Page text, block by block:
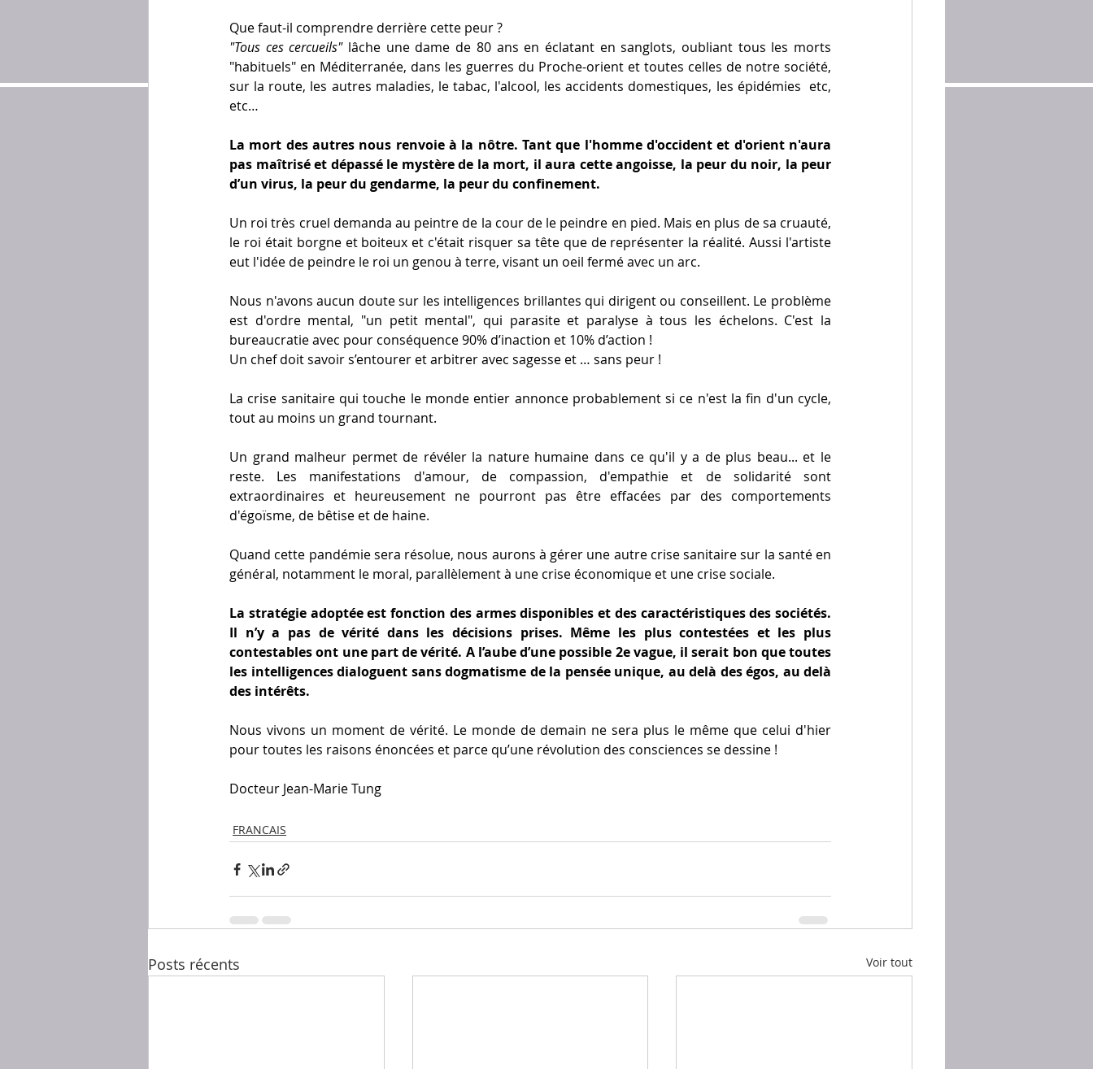
Que faut-il comprendre derrière cette peur ?
"Tous ces cercueils" lâche une dame de 80 ans en éclatant en sanglots, oubliant tous les morts
"habituels" en Méditerranée, dans les guerres du Proche-orient et toutes celles de notre société,
sur la route, les autres maladies, le tabac, l'alcool, les accidents domestiques, les épidémies  etc,
etc…
La mort des autres nous renvoie à la nôtre. Tant que l'homme d'occident et d'orient n'aura
pas maîtrisé et dépassé le mystère de la mort, il aura cette angoisse, la peur du noir, la peur
d’un virus, la peur du gendarme, la peur du confinement.
Un roi très cruel demanda au peintre de la cour de le peindre en pied. Mais en plus de sa cruauté,
le roi était borgne et boiteux et c'était risquer sa tête que de représenter la réalité. Aussi l'artiste
eut l'idée de peindre le roi un genou à terre, visant un oeil fermé avec un arc.
Nous n'avons aucun doute sur les intelligences brillantes qui dirigent ou conseillent. Le problème
est d'ordre mental, "un petit mental", qui parasite et paralyse à tous les échelons. C'est la
bureaucratie avec pour conséquence 90% d’inaction et 10% d’action !
Un chef doit savoir s’entourer et arbitrer avec sagesse et … sans peur !
La crise sanitaire qui touche le monde entier annonce probablement si ce n'est la fin d'un cycle,
tout au moins un grand tournant.
Un grand malheur permet de révéler la nature humaine dans ce qu'il y a de plus beau... et le
reste. Les manifestations d'amour, de compassion, d'empathie et de solidarité sont
extraordinaires et heureusement ne pourront pas être effacées par des comportements
d'égoïsme, de bêtise et de haine.
Quand cette pandémie sera résolue, nous aurons à gérer une autre crise sanitaire sur la santé en
général, notamment le moral, parallèlement à une crise économique et une crise sociale.
La stratégie adoptée est fonction des armes disponibles et des caractéristiques des sociétés.
Il n’y a pas de vérité dans les décisions prises. Même les plus contestées et les plus
contestables ont une part de vérité. A l’aube d’une possible 2e vague, il serait bon que toutes
les intelligences dialoguent sans dogmatisme de la pensée unique, au delà des égos, au delà
des intérêts.
Nous vivons un moment de vérité. Le monde de demain ne sera plus le même que celui d'hier
pour toutes les raisons énoncées et parce qu’une révolution des consciences se dessine !
Docteur Jean-Marie Tung
FRANCAIS
Posts récents Voir tout